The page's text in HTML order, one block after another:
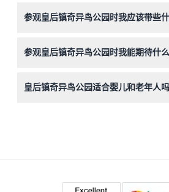
计划确定后再进行预订。
参观皇后镇奇异鸟公园时我应该带些什
晒措施。请避免携带危险物品如瓶子
参观皇后镇奇异鸟公园时我能期待什么
物种如奇异鸟和蜥蜴，享受教育讲座
皇后镇奇异鸟公园适合婴儿和老年人吗